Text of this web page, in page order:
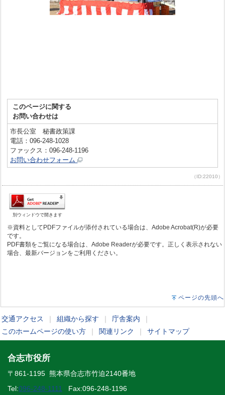
このページに関する
お問い合わせは
市長公室 秘書政策課
電話：096-248-1028
ファックス：096-248-1196
お問い合わせフォーム
（ID:22010）
別ウィンドウで開きます
※資料としてPDFファイルが添付されている場合は、Adobe Acrobat(R)が必要
です。
PDF書類をご覧になる場合は、Adobe Readerが必要です。正しく表示されない
場合、最新バージョンをご利用ください。
ページの先頭へ
交通アクセス 組織から探す 庁舎案内
このホームページの使い方
関連リンク サイトマップ
合志市役所
〒861-1195 熊本県合志市竹迫2140番地
Tel:096-248-1111 Fax:096-248-1196